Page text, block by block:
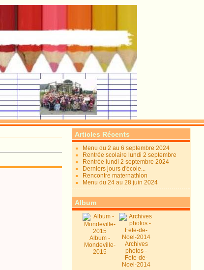
Articles Récents
Menu du 2 au 6 septembre 2024
Rentrée scolaire lundi 2 septembre
Rentrée lundi 2 septembre 2024
Derniers jours d'école...
Rencontre maternathlon
Menu du 24 au 28 juin 2024
Album
Album -
Mondeville-
2015
Archives
photos -
Fete-de-
Noel-2014